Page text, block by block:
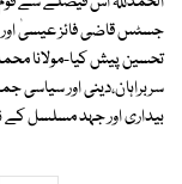
جسٹس قاضی فائز عیسیٰ اور
تحسین پیش کیا-مولانا
سربراہان،دینی اور سیاسی
بیداری اور جہد مسلسل کے